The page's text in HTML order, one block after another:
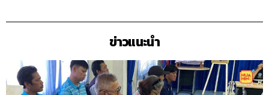
ข่าวแนะนำ